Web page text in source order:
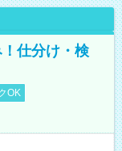
仕分け・検
OK